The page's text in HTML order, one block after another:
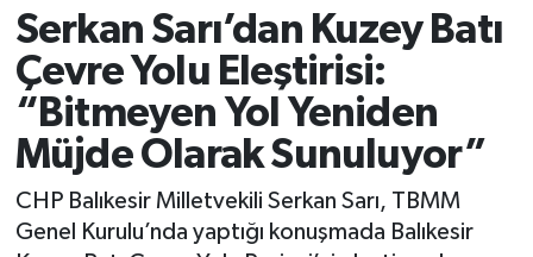
Serkan Sarı’dan Kuzey Batı
Çevre Yolu Eleştirisi:
“Bitmeyen Yol Yeniden
Müjde Olarak Sunuluyor”
CHP Balıkesir Milletvekili Serkan Sarı, TBMM
Genel Kurulu’nda yaptığı konuşmada Balıkesir
Balya
Bandırma
Bigadiç
BİYOGRAFİLER
Balıkesir Namaz Vakitleri
Balıkesir Trafik Yoğunluk Haritası
Süper Lig Puan Durumu ve Fikstür
Tüm Manşetler